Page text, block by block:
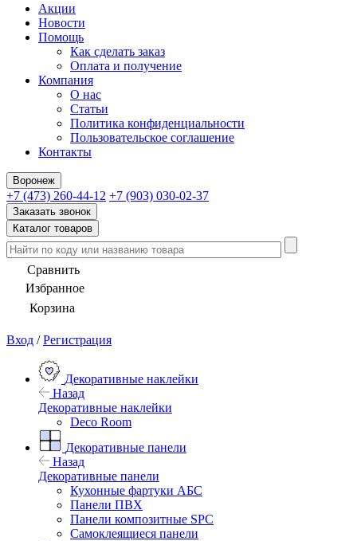
Акции
Новости
Помощь
Как сделать заказ
Оплата и получение
Компания
О нас
Статьи
Политика конфиденциальности
Пользовательское соглашение
Контакты
Воронеж
+7 (473) 260-44-12 +7 (903) 030-02-37
Заказать звонок
Каталог товаров
Сравнить
Избранное
Корзина
Вход / Регистрация
Декоративные наклейки
Назад
Декоративные наклейки
Deco Room
Декоративные панели
Назад
Декоративные панели
Кухонные фартуки АБС
Панели ПВХ
Панели композитные SPC
Самоклеящиеся панели